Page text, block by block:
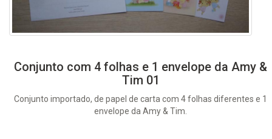
Conjunto com 4 folhas e 1 envelope da Amy &
Tim 01
Conjunto importado, de papel de carta com 4 folhas diferentes e 1
envelope da Amy & Tim.